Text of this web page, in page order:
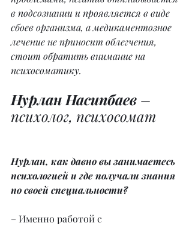
в подсознании и проявляется в виде
сбоев организма, а медикаментозное
лечение не приносит облегчения,
стоит обратить внимание на
психосоматику.
Нурлан Насипбаев –
психолог, психосомат
Нурлан, как давно вы занимаетесь
психологией и где получали знания
по своей специальности?
– Именно работой с